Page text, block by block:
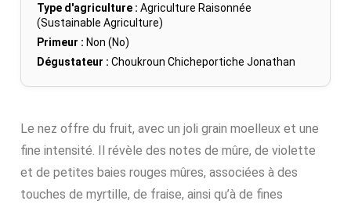
Type d'agriculture : Agriculture Raisonnée
(Sustainable Agriculture)
Primeur : Non (No)
Dégustateur : Choukroun Chicheportiche Jonathan
Le nez offre du fruit, avec un joli grain moelleux et une
fine intensité. Il révèle des notes de mûre, de violette
et de petites baies rouges mûres, associées à des
touches de myrtille, de fraise, ainsi qu’à de fines